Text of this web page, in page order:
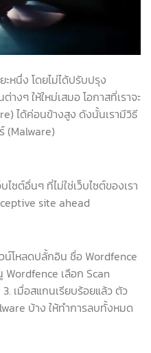
ะหนึ่ง โดยไม่ได้ปรับปรุง
งๆ ให้ใหม่เสมอ โอกาสที่เราจะ
ได้ค่อนข้างสูง ดังนั้นเรามีวิธี
(Malware)
ไซต์อื่นๆ ที่ไม่ใช่เว็บไซต์ของเรา
site ahead
วน์โหลดปลั้กอิน ชื่อ Wordfence
Wordfence เลือก Scan
เมื่อสแกนเรียบร้อยแล้ว ตัว
บ้าง ให้ทำการลบทั้งหมด